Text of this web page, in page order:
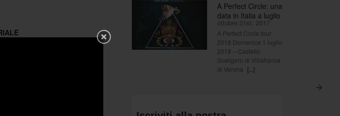
>
€ + d.p
A Perfect Circle: una
data in Italia a luglio
ottobre 31st, 2017
A Perfect Circle tour
2018 Domenica 1 luglio
2018 – Castello
Scaligero di Villafranca
di Verona [...]